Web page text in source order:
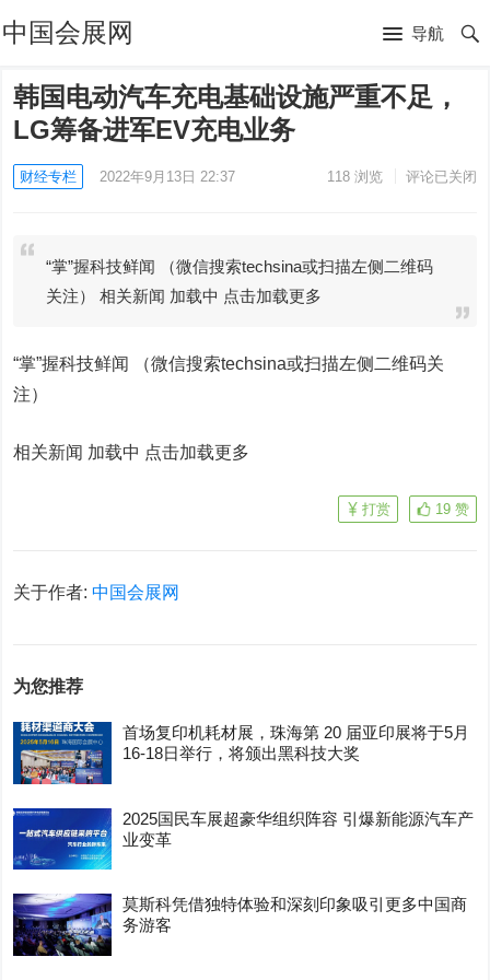
中国会展网 导航
韩国电动汽车充电基础设施严重不足，
LG筹备进军EV充电业务
财经专栏 2022年9月13日 22:37 118浏览 评论已关闭
“掌”握科技鲜闻 （微信搜索techsina或扫描左侧二维码
关注） 相关新闻 加载中 点击加载更多
“掌”握科技鲜闻 （微信搜索techsina或扫描左侧二维码关
注）
相关新闻 加载中 点击加载更多
19 赞
打赏
关于作者:中国会展网
为您推荐
首场复印机耗材展，珠海第 20 届亚印展将于5月
16-18日举行，将颁出黑科技大奖
2025国民车展超豪华组织阵容 引爆新能源汽车产
业变革
莫斯科凭借独特体验和深刻印象吸引更多中国商
务游客